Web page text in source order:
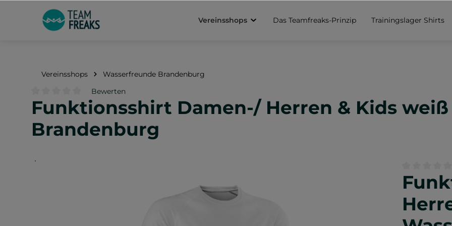
Zur Hauptnavigation springen
Vereinsshops
Das Teamfreaks-Prinzip Trainingslager Shirts
Vereinsshops Wasserfreunde Brandenburg
Durchschnittliche Bewertung von 0 von 5 Sternen
Bewerten
Funktionsshirt Damen-/ Herren & Kids
Brandenburg